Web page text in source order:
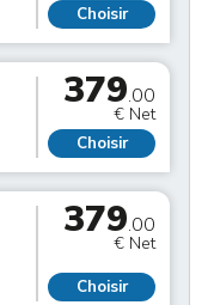
Choisir
379.00
€ Net
Choisir
379.00
€ Net
Choisir